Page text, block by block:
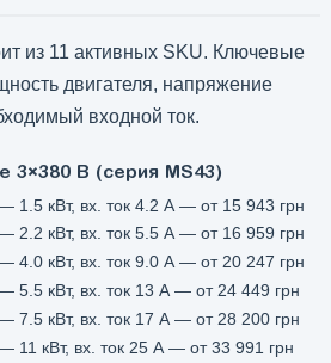
из 11 активных SKU. Ключевые
двигателя, напряжение
входной ток.
3×380 В (серия MS43)
1.5 кВт, вх. ток 4.2 А — от 15 943 грн
2.2 кВт, вх. ток 5.5 А — от 16 959 грн
4.0 кВт, вх. ток 9.0 А — от 20 247 грн
5.5 кВт, вх. ток 13 А — от 24 449 грн
7.5 кВт, вх. ток 17 А — от 28 200 грн
11 кВт, вх. ток 25 А — от 33 991 грн